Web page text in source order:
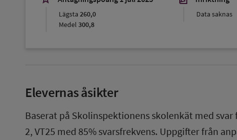
Lägsta 260,0
Medel 300,8
Data saknas
Elevernas åsikter
Baserat på Skolinspektionens skolenkät med svar
2, VT25 med 85% svarsfrekvens. Uppgifter från